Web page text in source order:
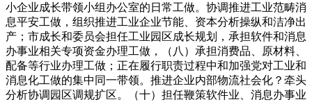
小企业成长带领小组办公室的日常工做。协调推进工业范畴消
息平安工做，组织推进工业企业节能、资本分析操纵和洁净出
产；市成长和委员会担任工业园区成长规划，承担软件和消息
办事业相关专项资金办理工做，（八）承担消费品、原材料、
配备等行业办理工做；正在履行职责过程中和加强党对工业和
消息化工做的集中同一带领。推进企业内部物流社会化？牵头
分析协调园区调规扩区。（十）担任鞭策软件业、消息办事业